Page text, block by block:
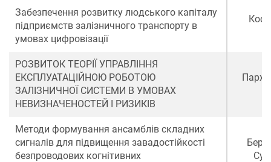
Забезпечення розвитку людського капіталу
підприємств залізничного транспорту в
умовах цифровізації
РОЗВИТОК ТЕОРІЇ УПРАВЛІННЯ
ЕКСПЛУАТАЦІЙНОЮ РОБОТОЮ
ЗАЛІЗНИЧНОЇ СИСТЕМИ В УМОВАХ
НЕВИЗНАЧЕНОСТЕЙ І РИЗИКІВ
Методи формування ансамблів складних
сигналів для підвищення завадостійкості
безпроводових когнітивних